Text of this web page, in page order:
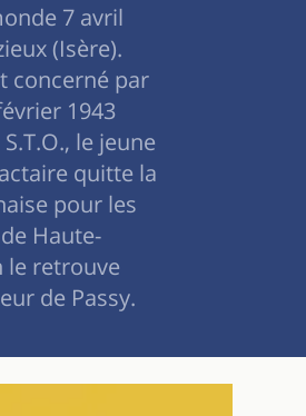
7 avril
(Isère).
concerné par
1943
le jeune
quitte la
pour les
Haute-
le retrouve
de Passy.